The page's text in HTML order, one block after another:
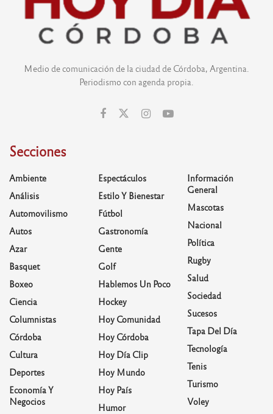
Medio de comunicación de la ciudad de Córdoba, Argentina.
Periodismo con agenda propia.
Secciones
Ambiente
Análisis
Automovilismo
Autos
Azar
Basquet
Boxeo
Ciencia
Columnistas
Córdoba
Cultura
Deportes
Economía Y
Negocios
Espectáculos
Estilo Y Bienestar
Fútbol
Gastronomía
Gente
Golf
Hablemos Un Poco
Hockey
Hoy Comunidad
Hoy Córdoba
Hoy Día Clip
Hoy Mundo
Hoy País
Humor
Información
General
Mascotas
Nacional
Política
Rugby
Salud
Sociedad
Sucesos
Tapa Del Día
Tecnología
Tenis
Turismo
Voley